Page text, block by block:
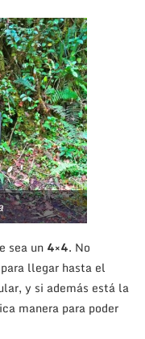
sea un 4×4. No
llegar hasta el
y si además está la
manera para poder